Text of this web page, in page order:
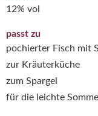
12% vol
passt zu
pochierter Fisch mit
zur Kräuterküche
zum Spargel
für die leichte